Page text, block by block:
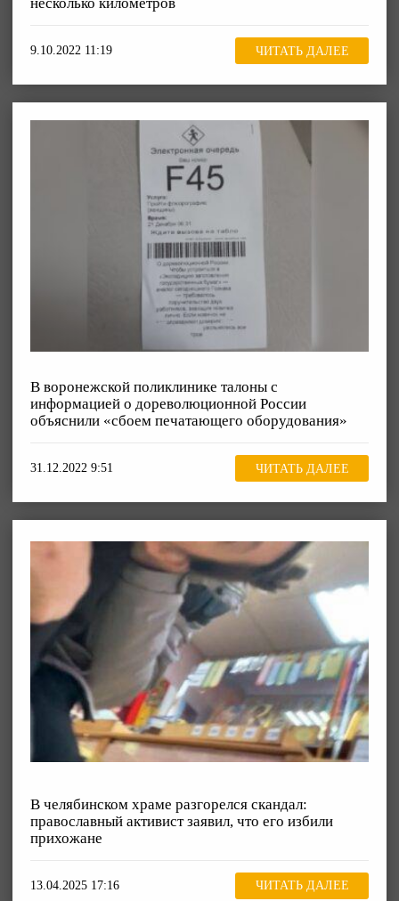
несколько километров
9.10.2022 11:19 ЧИТАТЬ ДАЛЕЕ
В воронежской поликлинике талоны с
информацией о дореволюционной России
объяснили «сбоем печатающего оборудования»
31.12.2022 9:51 ЧИТАТЬ ДАЛЕЕ
В челябинском храме разгорелся скандал:
православный активист заявил, что его избили
прихожане
13.04.2025 17:16 ЧИТАТЬ ДАЛЕЕ